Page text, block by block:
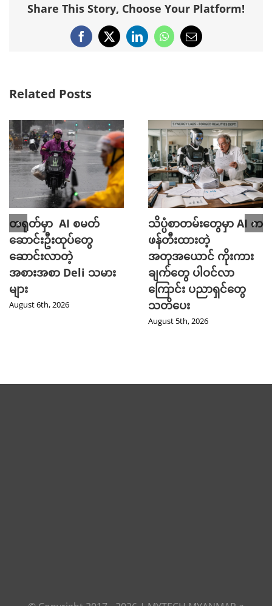
Share This Story, Choose Your Platform!
Facebook
X LinkedInWhatsApp
Email
Related Posts
တရုတ်မှာ AI စမတ်
ဆောင်းဦးထုပ်တွေ
ဆောင်းလာတဲ့
အစားအစာ Deli သမား
များ
August 6th, 2026
သိပ္ပံစာတမ်းတွေမှာ AI က
ဖန်တီးထားတဲ့
အတုအယောင် ကိုးကား
ချက်တွေ ပါဝင်လာ
ကြောင်း ပညာရှင်တွေ
သတိပေး
August 5th, 2026